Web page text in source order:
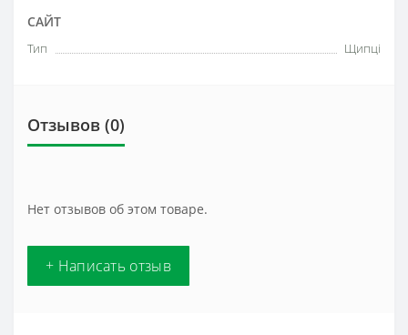
САЙТ
Тип Щипці
Отзывов (0)
Нет отзывов об этом товаре.
+ Написать отзыв